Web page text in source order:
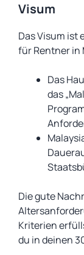
Visum
Das Visum ist
für Rentner in
Das
das
Die gute
Kriterien
du in deinen